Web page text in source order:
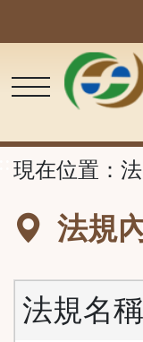
內
容
現在位置：
法規
法規名稱